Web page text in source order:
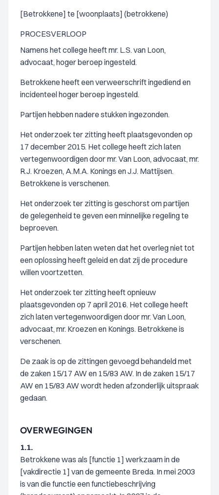
[Betrokkene] te [woonplaats] (betrokkene)
PROCESVERLOOP
Namens het college heeft mr. L.S. van Loon,
advocaat, hoger beroep ingesteld.
Betrokkene heeft een verweerschrift ingediend en
incidenteel hoger beroep ingesteld.
Partijen hebben nadere stukken ingezonden.
Het onderzoek ter zitting heeft plaatsgevonden op
17 december 2015. Het college heeft zich laten
vertegenwoordigen door mr. Van Loon, advocaat, mr.
R.J. Kroezen, A.M.A. Konings en J.J. Mattijsen.
Betrokkene is verschenen.
Het onderzoek ter zitting is geschorst om partijen
de gelegenheid te geven een minnelijke regeling te
beproeven.
Partijen hebben laten weten dat het overleg niet tot
een oplossing heeft geleid en dat zij de procedure
willen voortzetten.
Het onderzoek ter zitting heeft opnieuw
plaatsgevonden op 7 april 2016. Het college heeft
zich laten vertegenwoordigen door mr. Van Loon,
advocaat, mr. Kroezen en Konings. Betrokkene is
verschenen.
De zaak is op de zittingen gevoegd behandeld met
de zaken 15/17 AW en 15/83 AW. In de zaken 15/17
AW en 15/83 AW wordt heden afzonderlijk uitspraak
gedaan.
OVERWEGINGEN
1.1.
Betrokkene was als [functie 1] werkzaam in de
[vakdirectie 1] van de gemeente Breda. In mei 2003
is van die functie een functiebeschrijving